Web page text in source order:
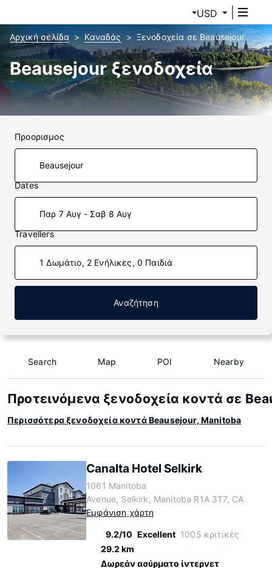
USD
Αρχική σελίδα Καναδάς Ξενοδοχεία σε Beausejour
Beausejour ξενοδοχεία
Προορισμος
Dates
Παρ 7 Αυγ - Σαβ 8 Αυγ
Travellers
1 Δωμάτιο, 2 Ενήλικες, 0 Παιδιά
Αναζήτηση
Search Map POI Nearby
Προτεινόμενα ξενοδοχεία κοντά σε
Περισσότερα ξενοδοχεία κοντά Beausejour, Manitoba
Canalta Hotel Selkirk
1061 Manitoba
Avenue, Selkirk, Manitoba R1A 3T7, CA
Εμφάνιση χάρτη
9.2/10 Excellent 1005 κριτικές
29.2 km
Δωρεάν ασύρματο ίντερνετ